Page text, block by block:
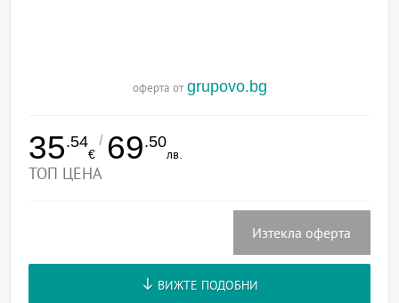
оферта от grupovo.bg
35.54
€
/ 69.50
лв.
ТОП ЦЕНА
Изтекла оферта
ВИЖТЕ ПОДОБНИ